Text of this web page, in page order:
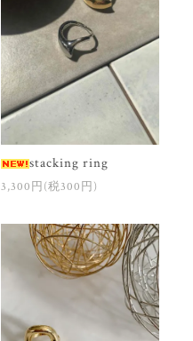
stacking ring
3,300円(税300円)